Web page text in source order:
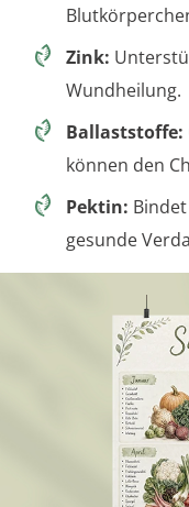
Zink:
Wundheilung.
Ballaststoffe:
können den
Pektin:
gesunde